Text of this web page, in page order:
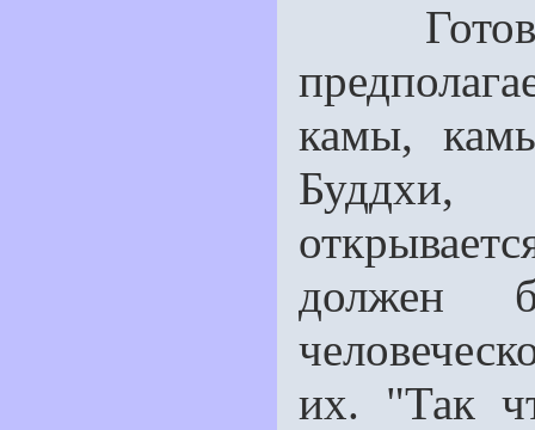
камы,
Буддхи,
должен
их. "Так